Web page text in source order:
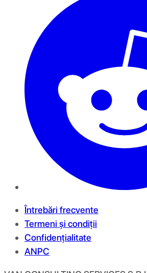
Întrebări frecvente
Termeni și condiții
Confidențialitate
ANPC